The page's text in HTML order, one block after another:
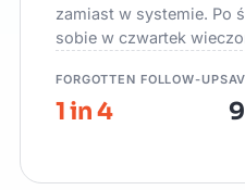
zamiast w systemie. Po
sobie w czwartek
FORGOTTEN FOLLOW-UPS
1 in 4